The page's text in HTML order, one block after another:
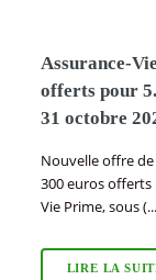
Assurance-
offerts pour
31 octobre
Nouvelle offre
300 euros offerts
Vie Prime, sous
LIRE LA